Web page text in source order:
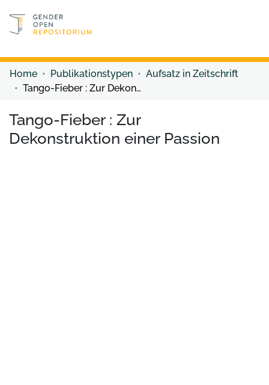
Discover content
Home Publikationstypen
Aufsatz in Zeitschrift
Tango-Fieber : Zur Dekonstruktion einer Passion
Tango-Fieber : Zur
Dekonstruktion einer Passion